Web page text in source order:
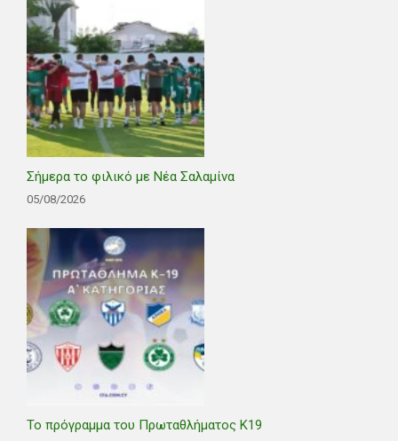
Σήμερα το φιλικό με Νέα Σαλαμίνα
05/08/2026
Το πρόγραμμα του Πρωταθλήματος Κ19